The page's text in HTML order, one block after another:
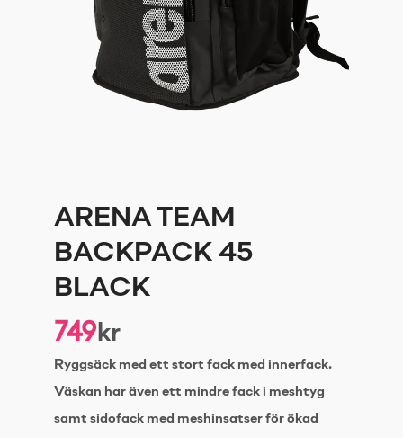
ARENA TEAM
BACKPACK 45
BLACK
749kr
Ryggsäck med ett stort fack med innerfack.
Väskan har även ett mindre fack i meshtyg
samt sidofack med meshinsatser för ökad